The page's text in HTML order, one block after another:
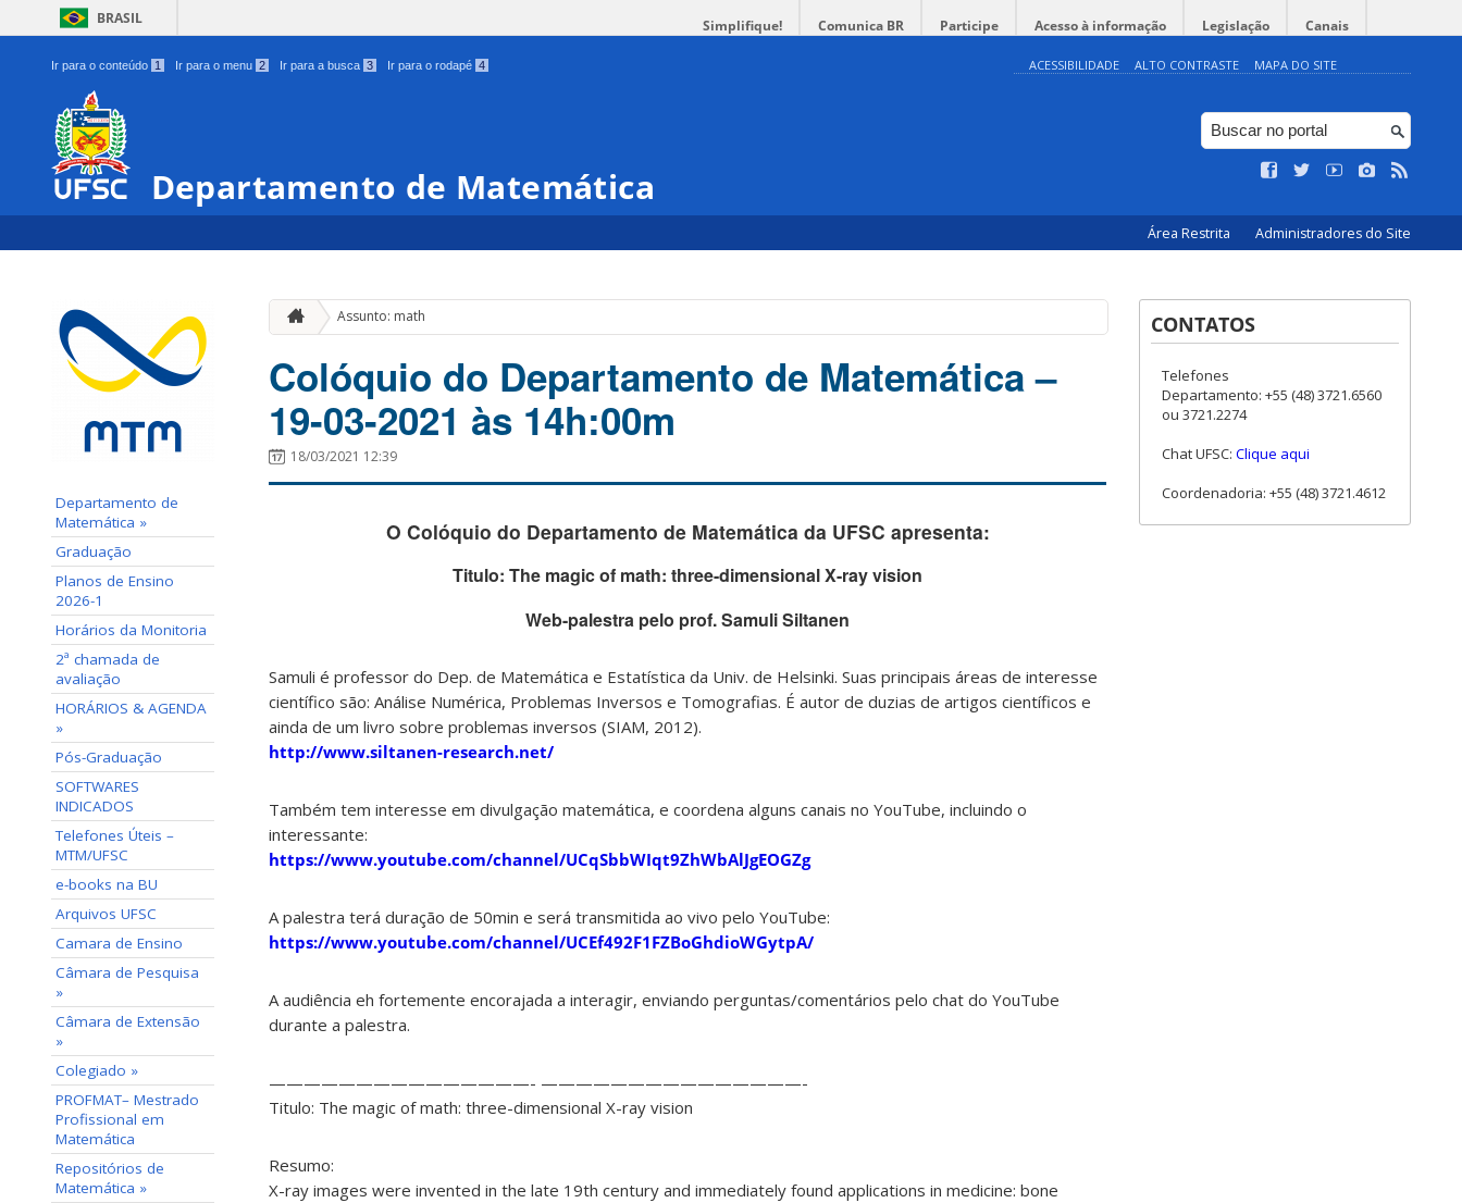
BRASIL Simplifique! Comunica BR Participe Acesso à informação Legislação Canais
Ir para o conteúdo 1 Ir para o menu 2 Ir para a busca 3 Ir para o rodapé 4 ACESSIBILIDADE ALTO CONTRASTE MAPA DO SITE
Departamento de Matemática
Área Restrita Administradores do Site
Departamento de
Matemática »
Graduação
Planos de Ensino
2026-1
Horários da Monitoria
2ª chamada de
avaliação
HORÁRIOS & AGENDA
»
Pós-Graduação
SOFTWARES
INDICADOS
Telefones Úteis –
MTM/UFSC
e-books na BU
Arquivos UFSC
Camara de Ensino
Câmara de Pesquisa
»
Câmara de Extensão
»
Colegiado »
PROFMAT– Mestrado
Profissional em
Matemática
Repositórios de
Matemática »
Assunto: math
Colóquio do Departamento de Matemática –
19-03-2021 às 14h:00m
18/03/2021 12:39
O Colóquio do Departamento de Matemática da UFSC apresenta:
Titulo: The magic of math: three-dimensional X-ray vision
Web-palestra pelo prof. Samuli Siltanen
Samuli é professor do Dep. de Matemática e Estatística da Univ. de Helsinki. Suas principais áreas de interesse
científico são: Análise Numérica, Problemas Inversos e Tomografias. É autor de duzias de artigos científicos e
ainda de um livro sobre problemas inversos (SIAM, 2012).
http://www.siltanen-research.net/
Também tem interesse em divulgação matemática, e coordena alguns canais no YouTube, incluindo o
interessante:
https://www.youtube.com/channel/UCqSbbWIqt9ZhWbAlJgEOGZg
A palestra terá duração de 50min e será transmitida ao vivo pelo YouTube:
https://www.youtube.com/channel/UCEf492F1FZBoGhdioWGytpA/
A audiência eh fortemente encorajada a interagir, enviando perguntas/comentários pelo chat do YouTube
durante a palestra.
———————————————- ———————————————-
Titulo: The magic of math: three-dimensional X-ray vision
Resumo:
X-ray images were invented in the late 19th century and immediately found applications in medicine: bone
CONTATOS
Telefones
Departamento: +55 (48) 3721.6560
ou 3721.2274
Chat UFSC: Clique aqui
Coordenadoria: +55 (48) 3721.4612